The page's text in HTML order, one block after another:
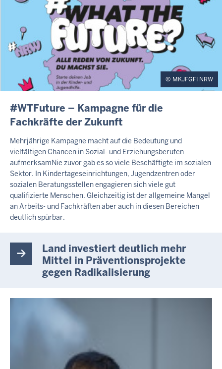
MKJFGFI NRW
I
H
L
T
S
S
T
E
#WTFuture – Kampagne für die
Fachkräfte der Zukunft
Mehrjährige Kampagne macht auf die Bedeutung und
vielfältigen Chancen in Sozial- und Erziehungsberufen
aufmerksamNie zuvor gab es so viele Beschäftigte im sozialen
Sektor. In Kindertageseinrichtungen, Jugendzentren oder
sozialen Beratungsstellen engagieren sich viele gut
qualifizierte Menschen. Gleichzeitig ist der allgemeine Mangel
an Arbeits- und Fachkräften aber auch in diesen Bereichen
deutlich spürbar.
Land investiert deutlich mehr
Mittel in Präventionsprojekte
gegen Radikalisierung